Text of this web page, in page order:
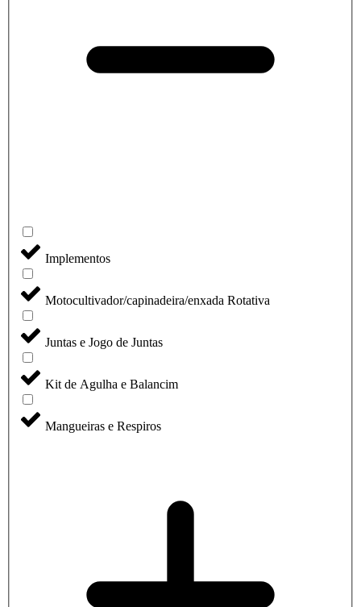
Implementos
Motocultivador/capinadeira/enxada Rotativa
Juntas e Jogo de Juntas
Kit de Agulha e Balancim
Mangueiras e Respiros